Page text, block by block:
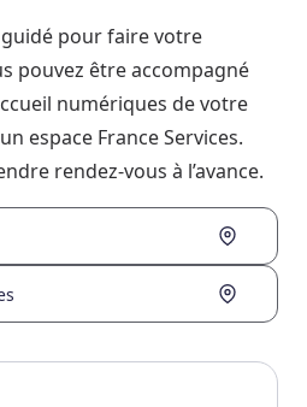
pour faire votre
pouvez être accompagné
numériques de votre
espace France Services.
rendez-vous à l’avance.